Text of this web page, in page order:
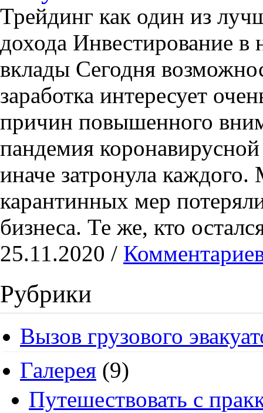
Трейдинг как один из
дохода Инвестирование в
вклады Сегодня
заработка интересует
причин повышенного
пандемия
иначе затронула
карантинных мер
бизнеса. Те же, кто
25.11.2020 /
Рубрики
Вызов грузового
Галерея (9)
Путешествовать с